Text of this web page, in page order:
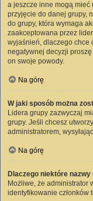
a jeszcze inne mogą mieć
przyjęcie do danej grupy,
do grupy, która wymaga
zaakceptowana przez
wyjaśnień, dlaczego chce
negatywnej decyzji
on swoje powody.
Na górę
W jaki sposób można
Lidera grupy zazwyczaj
grupy. Jeśli chcesz
administratorem,
Na górę
Dlaczego niektóre
Możliwe, że administrator
identyfikowanie członków